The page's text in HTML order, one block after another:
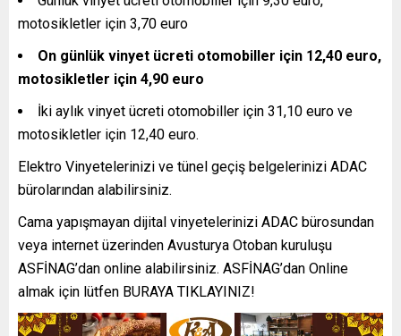
motosikletler için 3,70 euro
On günlük vinyet ücreti otomobiller için 12,40 euro,
motosikletler için 4,90 euro
İki aylık vinyet ücreti otomobiller için 31,10 euro ve
motosikletler için 12,40 euro.
Elektro Vinyetelerinizi ve tünel geçiş belgelerinizi ADAC
bürolarından alabilirsiniz.
Cama yapışmayan dijital vinyetelerinizi ADAC bürosundan
veya internet üzerinden Avusturya Otoban kuruluşu
ASFİNAG’dan online alabilirsiniz. ASFİNAG’dan Online
almak için lütfen BURAYA TIKLAYINIZ!